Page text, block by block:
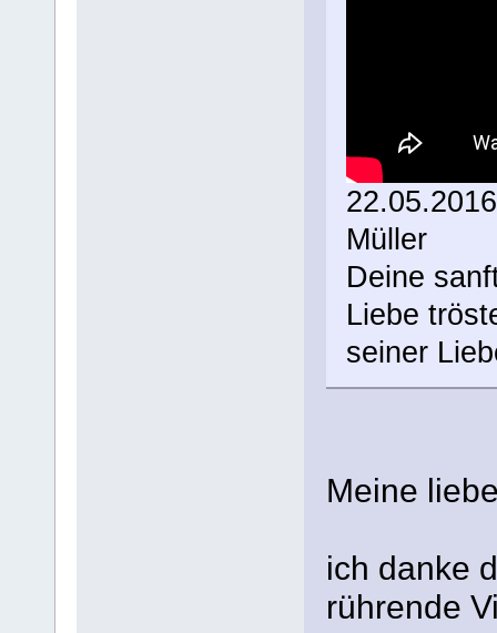
Müller
Deine
Liebe
seiner
Meine
ich danke
rührende